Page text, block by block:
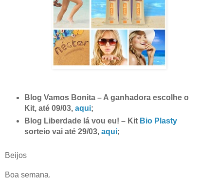
Blog Vamos Bonita – A ganhadora escolhe o
Kit, até 09/03, aqui;
Blog Liberdade lá vou eu! – Kit Bio Plasty
sorteio vai até 29/03, aqui;
Beijos
Boa semana.